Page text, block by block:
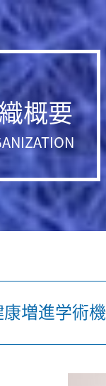
概要
増進学術